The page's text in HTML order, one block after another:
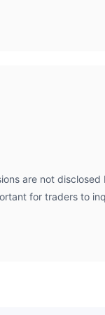
IFC an?
issues like fraud
which could limit the
are not disclosed
for traders to
terms to